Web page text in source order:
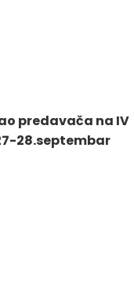
predavača na IV
28.septembar